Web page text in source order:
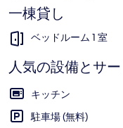
は
￥71,281
で
一棟貸し
ベッドルーム 1 室
人気の設備とサ
キッチン
駐車場 (無料)